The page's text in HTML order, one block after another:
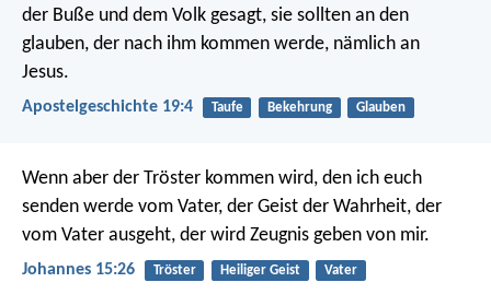
der Buße und dem Volk gesagt, sie sollten an den
glauben, der nach ihm kommen werde, nämlich an
Jesus.
Apostelgeschichte 19:4 Taufe Bekehrung Glauben
Wenn aber der Tröster kommen wird, den ich euch
senden werde vom Vater, der Geist der Wahrheit, der
vom Vater ausgeht, der wird Zeugnis geben von mir.
Johannes 15:26 Tröster Heiliger Geist Vater